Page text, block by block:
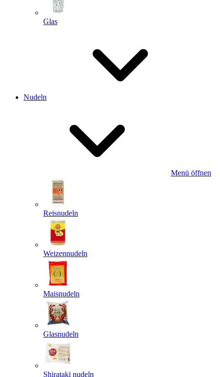
Glas
Nudeln
Menü öffnen
Reisnudeln
Weizennudeln
Maisnudeln
Glasnudeln
Shirataki nudeln